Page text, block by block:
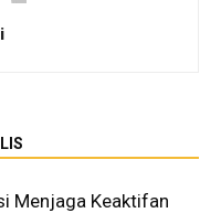
Menjaga Keaktifan